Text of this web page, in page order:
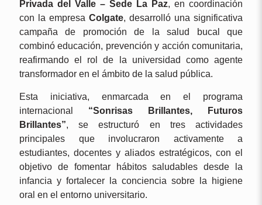
Privada del Valle – Sede La Paz, en coordinación
con la empresa Colgate, desarrolló una significativa
campaña de promoción de la salud bucal que
combinó educación, prevención y acción comunitaria,
reafirmando el rol de la universidad como agente
transformador en el ámbito de la salud pública.
Esta iniciativa, enmarcada en el programa
internacional “Sonrisas Brillantes, Futuros
Brillantes”, se estructuró en tres actividades
principales que involucraron activamente a
estudiantes, docentes y aliados estratégicos, con el
objetivo de fomentar hábitos saludables desde la
infancia y fortalecer la conciencia sobre la higiene
oral en el entorno universitario.